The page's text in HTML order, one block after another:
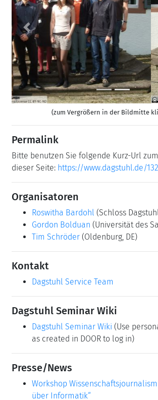
Previous
(zum Vergrößern in der Bildmitte
Permalink
Bitte benutzen Sie folgende Kurz-Url
dieser Seite: https://www.dagstuhl.de/
Organisatoren
Roswitha Bardohl (Schloss
Gordon Bolduan (Universität des
Tim Schröder (Oldenburg, DE)
Kontakt
Dagstuhl Service Team
Dagstuhl Seminar Wiki
Dagstuhl Seminar Wiki (Use
as created in DOOR to log in)
Presse/News
Workshop
über Informatik“